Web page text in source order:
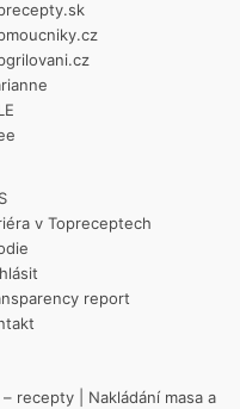
v Topreceptech
report
– recepty
Nakládání masa a